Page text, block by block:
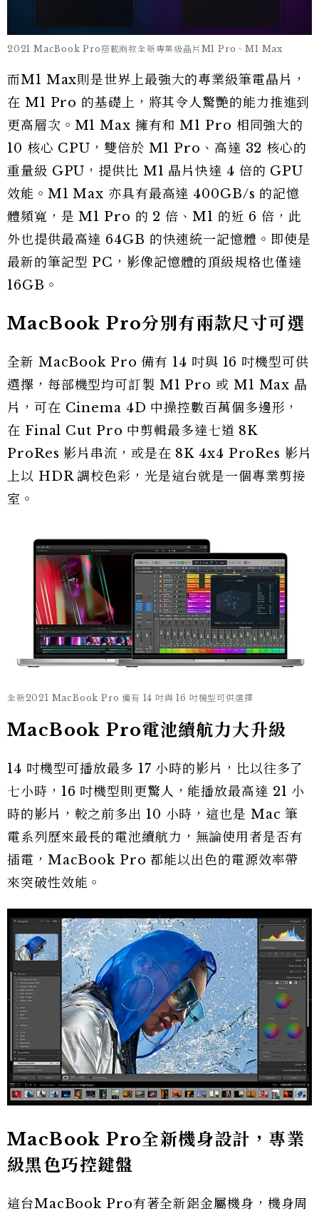
2021 MacBook Pro搭載兩款全新專業級晶片M1 Pro、M1 Max
而M1 Max則是世界上最強大的專業級筆電晶片，
在 M1 Pro 的基礎上，將其令人驚艷的能力推進到
更高層次。M1 Max 擁有和 M1 Pro 相同強大的
10 核心 CPU，雙倍於 M1 Pro、高達 32 核心的
重量級 GPU，提供比 M1 晶片快達 4 倍的 GPU
效能。M1 Max 亦具有最高達 400GB/s 的記憶
體頻寬，是 M1 Pro 的 2 倍、M1 的近 6 倍，此
外也提供最高達 64GB 的快速統一記憶體。即使是
最新的筆記型 PC，影像記憶體的頂級規格也僅達
16GB。
MacBook Pro分別有兩款尺寸可選
全新 MacBook Pro 備有 14 吋與 16 吋機型可供
選擇，每部機型均可訂製 M1 Pro 或 M1 Max 晶
片，可在 Cinema 4D 中操控數百萬個多邊形，
在 Final Cut Pro 中剪輯最多達七道 8K
ProRes 影片串流，或是在 8K 4x4 ProRes 影片
上以 HDR 調校色彩，光是這台就是一個專業剪接
室。
全新2021 MacBook Pro 備有 14 吋與 16 吋機型可供選擇
MacBook Pro電池續航力大升級
14 吋機型可播放最多 17 小時的影片，比以往多了
七小時，16 吋機型則更驚人，能播放最高達 21 小
時的影片，較之前多出 10 小時，這也是 Mac 筆
電系列歷來最長的電池續航力，無論使用者是否有
插電，MacBook Pro 都能以出色的電源效率帶
來突破性效能。
MacBook Pro全新機身設計，專業
級黑色巧控鍵盤
這台MacBook Pro有著全新鋁金屬機身，機身周